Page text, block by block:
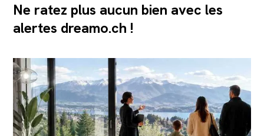
Ne ratez plus aucun bien avec les
alertes dreamo.ch !